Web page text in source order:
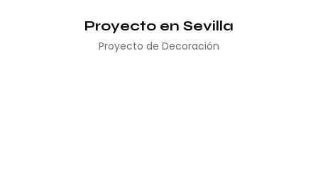
Proyecto en Sevilla
Proyecto de Decoración